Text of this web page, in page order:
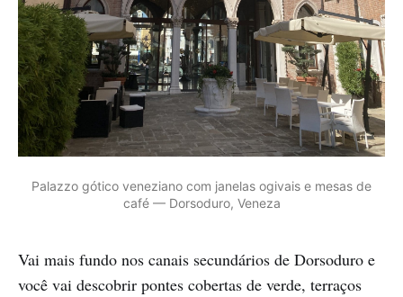
Palazzo gótico veneziano com janelas ogivais e mesas de
café — Dorsoduro, Veneza
Vai mais fundo nos canais secundários de Dorsoduro e
você vai descobrir pontes cobertas de verde, terraços